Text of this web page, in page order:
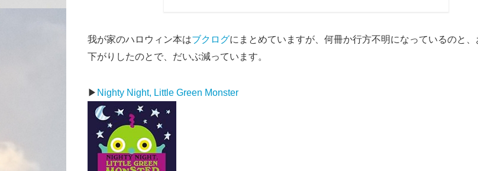
我が家のハロウィン本はブクログにまとめていますが、何冊か行方不明になっているのと、
下がりしたのとで、だいぶ減っています。
▶ Nighty Night, Little Green Monster